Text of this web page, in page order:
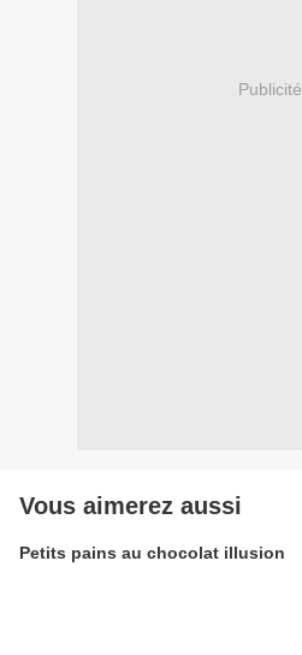
Publicité
Vous aimerez aussi
Petits pains au chocolat illusion